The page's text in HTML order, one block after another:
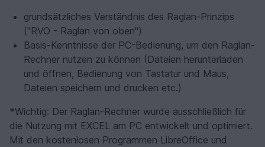
grundsätzliches Verständnis des Raglan-Prinzips
("RVO - Raglan von oben")
Basis-Kenntnisse der PC-Bedienung, um den Raglan-
Rechner nutzen zu können (Dateien herunterladen
und öffnen, Bedienung von Tastatur und Maus,
Dateien speichern und drucken etc.)
*Wichtig: Der Raglan-Rechner wurde ausschließlich für
die Nutzung mit EXCEL am PC entwickelt und optimiert.
Mit den kostenlosen Programmen LibreOffice und